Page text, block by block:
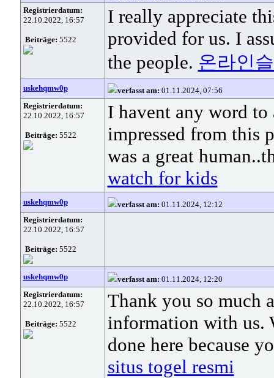
Registrierdatum:
22.10.2022, 16:57
Beiträge: 5522
I really appreciate
provided for us. I
the people. 온라인
uskehqmw0p verfasst am: 01.11.2024, 07:56
Registrierdatum:
22.10.2022, 16:57
Beiträge: 5522
I havent any word
impressed from this
was a great
watch for kids
uskehqmw0p verfasst am: 01.11.2024, 12:12
Registrierdatum:
22.10.2022, 16:57
Beiträge: 5522
uskehqmw0p verfasst am: 01.11.2024, 12:20
Registrierdatum:
22.10.2022, 16:57
Beiträge: 5522
Thank you so much
information with us.
done here because
situs togel resmi